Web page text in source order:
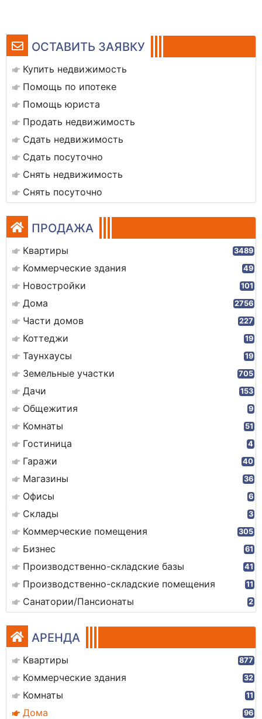
ОСТАВИТЬ ЗАЯВКУ
Купить недвижимость
Помощь по ипотеке
Помощь юриста
Продать недвижимость
Сдать недвижимость
Сдать посуточно
Снять недвижимость
Снять посуточно
ПРОДАЖА
Квартиры 3489
Коммерческие здания 49
Новостройки 101
Дома 2756
Части домов 227
Коттеджи 19
Таунхаусы 19
Земельные участки 705
Дачи 153
Общежития 9
Комнаты 51
Гостиница 4
Гаражи 40
Магазины 36
Офисы 6
Склады 3
Коммерческие помещения 305
Бизнес 61
Производственно-складские базы 41
Производственно-складские помещения 11
Санатории/Пансионаты 2
АРЕНДА
Квартиры 877
Коммерческие здания 32
Комнаты 11
Дома 96